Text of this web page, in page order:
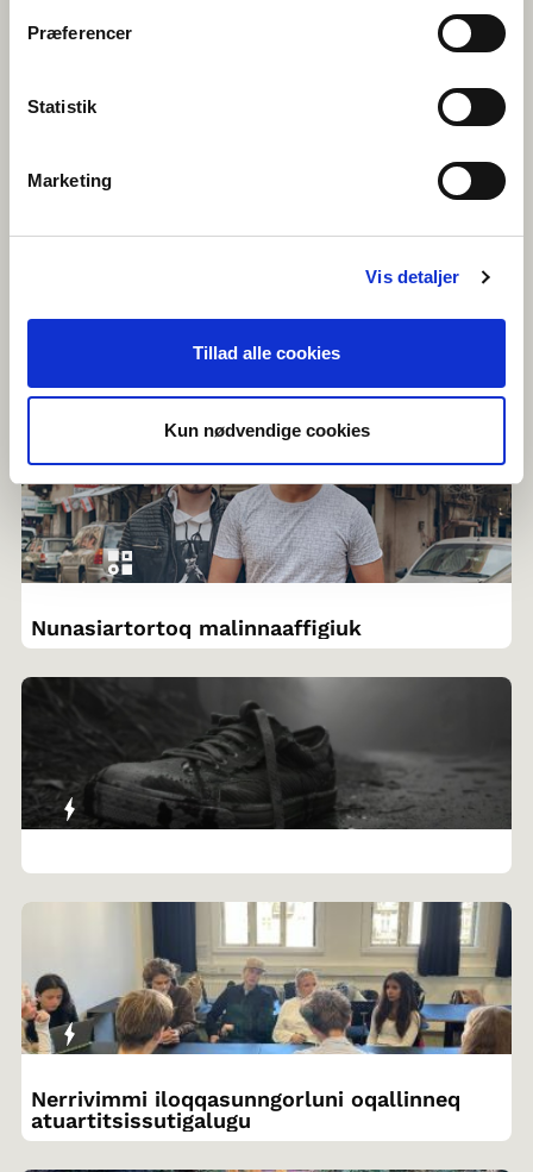
Præferencer
Statistik
Marketing
Vis detaljer
Tillad alle cookies
Kun nødvendige cookies
Nunasiartortoq malinnaaffigiuk
Nerrivimmi iloqqasunngorluni oqallinneq
atuartitsissutigalugu